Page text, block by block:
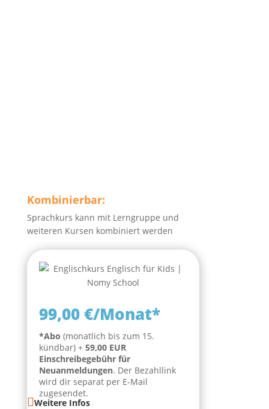
Kombinierbar:
Sprachkurs kann mit Lerngruppe und
weiteren Kursen kombiniert werden
99,00 €/Monat*
*Abo (monatlich bis zum 15.
kündbar) + 59,00 EUR
Einschreibegebühr für
Neuanmeldungen. Der Bezahllink
wird dir separat per E-Mail
zugesendet.
Weitere Infos